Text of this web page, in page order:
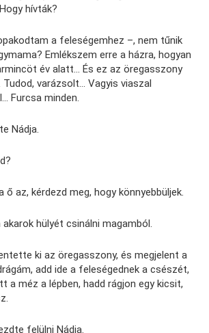
hívták?
a feleségemhez –, nem tűnik
Emlékszem erre a házra, hogyan
év alatt… És ez az öregasszony
varázsolt… Vagyis viaszal
Furcsa minden.
Nádja.
ő az, kérdezd meg, hogy könnyebbüljek.
hülyét csinálni magamból.
ki az öregasszony, és megjelent a
add ide a feleségednek a csészét,
a méz a lépben, hadd rágjon egy kicsit,
felülni Nádja.